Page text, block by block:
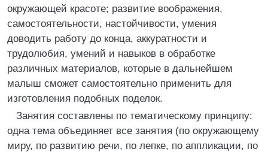
окружающей красоте; развитие воображения,
самостоятельности, настойчивости, умения
доводить работу до конца, аккуратности и
трудолюбия, умений и навыков в обработке
различных материалов, которые в дальнейшем
малыш сможет самостоятельно применить для
изготовления подобных поделок.
Занятия составлены по тематическому принципу:
одна тема объединяет все занятия (по окружающему
миру, по развитию речи, по лепке, по аппликации, по